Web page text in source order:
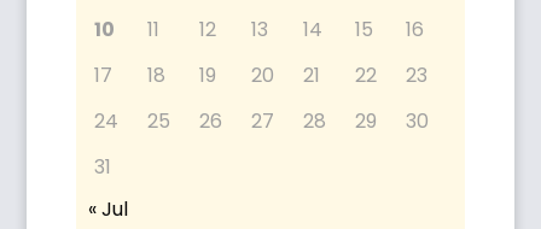
10 11 12 13 14 15
16
17
18 19 20 21 22
23
24
25 26 27 28 29
30
31
« Jul